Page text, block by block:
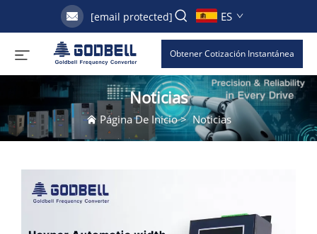
[email protected] ES
Obtener Cotización Instantánea
Noticias
Página De Inicio>Noticias